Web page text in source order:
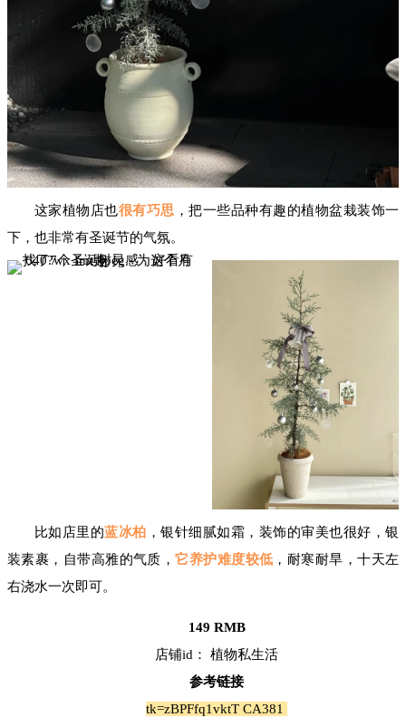
这家植物店也很有巧思 ，把一些品种有趣的植物盆栽装饰一
下，也非常有圣诞节的气氛。
比如店里的蓝冰柏 ，银针细腻如霜，装饰的审美也很好，银
装素裹，自带高雅的气质，它养护难度较低 ，耐寒耐旱，十天左
右浇水一次即可。
149 RMB
店铺id： 植物私生活
参考链接
tk=zBPFfq1vktT CA381